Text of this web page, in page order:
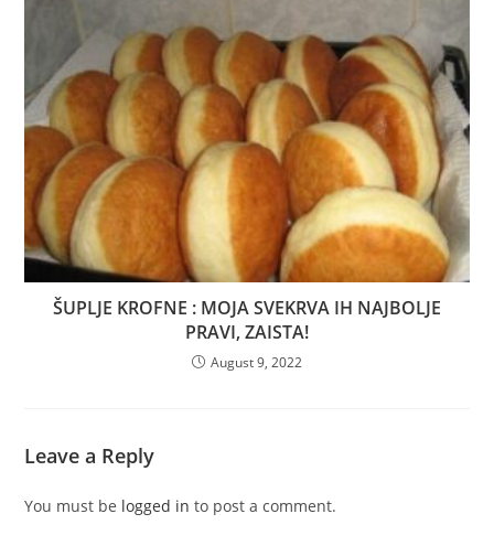
ŠUPLJE KROFNE : MOJA SVEKRVA IH NAJBOLJE
PRAVI, ZAISTA!
August 9, 2022
Leave a Reply
You must be logged in to post a comment.